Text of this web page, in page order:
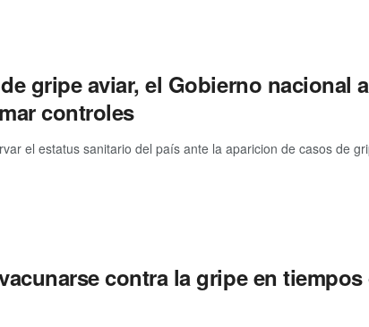
gripe aviar, el Gobierno nacional
controles
el estatus sanitario del país ante la aparicion de casos de
contra la gripe en tiempos